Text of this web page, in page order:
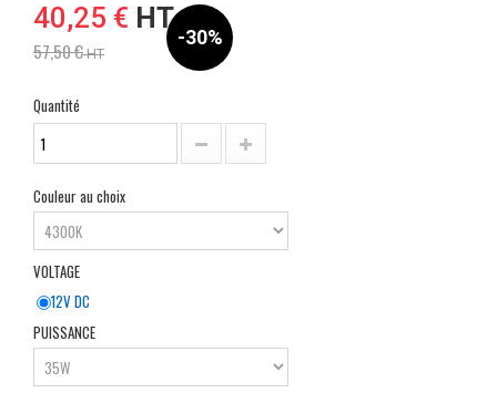
40,25 € HT
57,50 €HT
-30%
Quantité
Couleur au choix
VOLTAGE
12V DC
PUISSANCE